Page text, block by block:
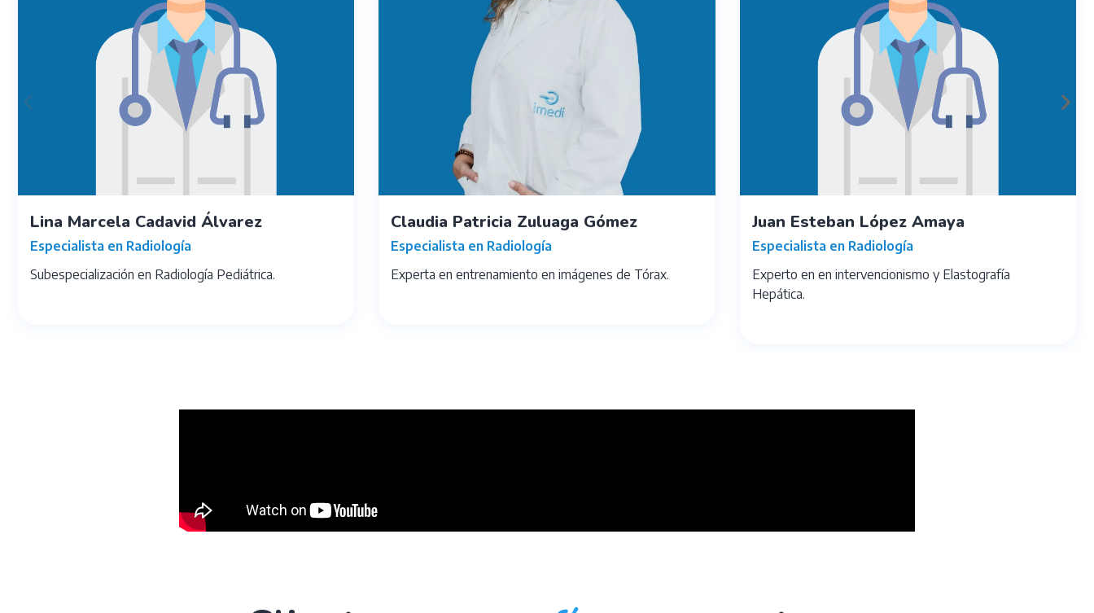
Lina Marcela Cadavid Álvarez
Especialista en Radiología
Subespecialización en Radiología Pediátrica.
Claudia Patricia Zuluaga Gómez
Especialista en Radiología
Experta en entrenamiento en imágenes de Tórax.
Juan Esteban López Amaya
Especialista en Radiología
Experto en en intervencionismo y Elastografía
Hepática.